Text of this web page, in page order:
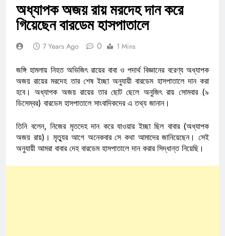
অধ্যাপক অজয় রায় মরদেহ দান করে
গিয়েছেন বারডেম হাসপাতালে
7 Years Ago 0 1 Mins
জঙ্গি হামলায় নিহত অভিজিৎ রায়ের বাবা ও পদার্থ বিজ্ঞানের বরেণ্য অধ্যাপক
অজয় রায়ের মরদেহ তার শেষ ইচ্ছা অনুযায়ী বারডেম হাসপাতালে দান করা
হবে। অধ্যাপক অজয় রায়ের তার ছোট ছেলে অনুজিৎ রায় সোমবার (৯
ডিসেম্বর) বারডেম হাসপাতালে সাংবাদিকদের এ তথ্য জানান।
তিনি বলেন, নিজের মৃতদেহ দান করে যাওয়ার ইচ্ছা ছিল বাবার (অধ্যাপক
অজয় রায়)। মৃত্যুর আগে অনেকবার সে কথা আমাদের জানিয়েছেন। সেই
অনুযায়ী আমরা বাবার দেহ বারডেম হাসপাতালে দান করার সিদ্ধান্ত নিয়েছি।